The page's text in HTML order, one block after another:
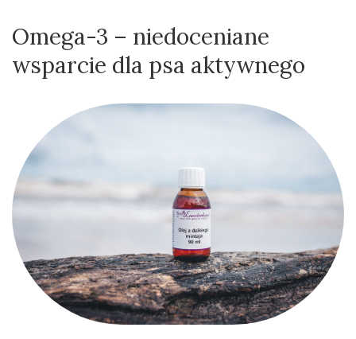
Omega-3 – niedoceniane
wsparcie dla psa aktywnego